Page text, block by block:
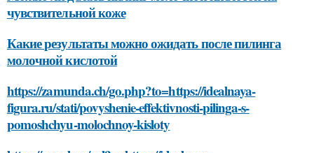
чувствительной коже
Какие результаты можно ожидать после пилинга
молочной кислотой
https://zamunda.ch/go.php?to=https://idealnaya-
figura.ru/stati/povyshenie-effektivnosti-pilinga-s-
pomoshchyu-molochnoy-kisloty